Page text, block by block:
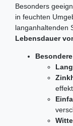
Besonders
in feuchten
langanhaltenden
Lebensdauer